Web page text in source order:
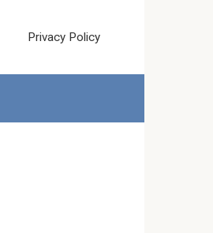
Privacy Policy